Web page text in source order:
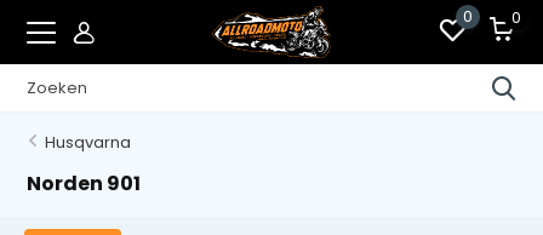
0 0
Husqvarna
Norden 901